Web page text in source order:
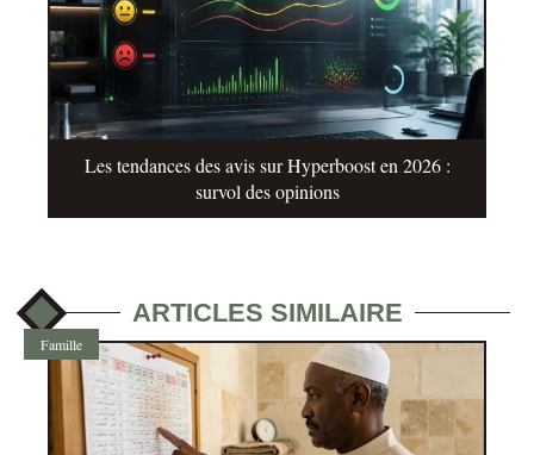
Les tendances des avis sur Hyperboost en 2026 :
survol des opinions
ARTICLES SIMILAIRE
Famille